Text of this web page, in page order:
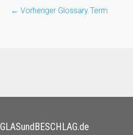
← Vorheriger Glossary Term
GLASundBESCHLAG.de